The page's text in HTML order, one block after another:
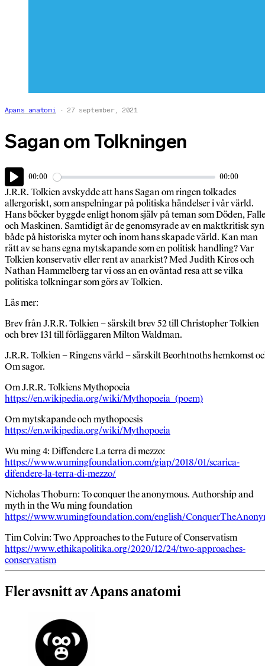
Apans anatomi 27 september, 2021
Sagan om Tolkningen
Play
00:00 00:00
J.R.R. Tolkien avskydde att hans Sagan om ringen tolkades
allergoriskt, som anspelningar på politiska händelser i vår värld.
Hans böcker byggde enligt honom själv på teman som Döden,
och Maskinen. Samtidigt är de genomsyrade av en maktkritisk
både på historiska myter och inom hans skapade värld. Kan man
rätt av se hans egna mytskapande som en politisk handling? Var
Tolkien konservativ eller rent av anarkist? Med Judith Kiros och
Nathan Hammelberg tar vi oss an en oväntad resa att se vilka
politiska tolkningar som görs av Tolkien.
Läs mer:
Brev från J.R.R. Tolkien – särskilt brev 52 till Christopher Tolkien
och brev 131 till förläggaren Milton Waldman.
J.R.R. Tolkien – Ringens värld – särskilt Beorhtnoths hemkomst
Om sagor.
Om J.R.R. Tolkiens Mythopoeia
https://en.wikipedia.org/wiki/Mythopoeia_(poem)
Om mytskapande och mythopoesis
https://en.wikipedia.org/wiki/Mythopoeia
Wu ming 4: Diffendere La terra di mezzo:
https://www.wumingfoundation.com/giap/2018/01/scarica-
difendere-la-terra-di-mezzo/
Nicholas Thoburn: To conquer the anonymous. Authorship and
myth in the Wu ming foundation
https://www.wumingfoundation.com/english/
Tim Colvin: Two Approaches to the Future of Conservatism
https://www.ethikapolitika.org/2020/12/24/two-approaches-
conservatism
Fler avsnitt av Apans anatomi